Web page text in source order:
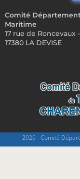
Comité
Maritime
17 rue de Roncevaux
17380 LA DEVISE
2026 - Comité